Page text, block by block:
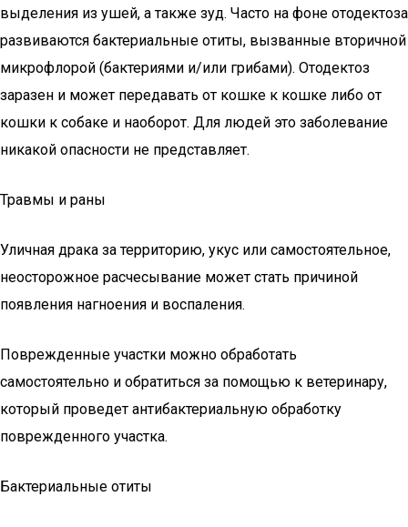
выделения из ушей, а также зуд. Часто на фоне отодектоза
развиваются бактериальные отиты, вызванные вторичной
микрофлорой (бактериями и/или грибами). Отодектоз
заразен и может передавать от кошке к кошке либо от
кошки к собаке и наоборот. Для людей это заболевание
никакой опасности не представляет.
Травмы и раны
Уличная драка за территорию, укус или самостоятельное,
неосторожное расчесывание может стать причиной
появления нагноения и воспаления.
Поврежденные участки можно обработать
самостоятельно и обратиться за помощью к ветеринару,
который проведет антибактериальную обработку
поврежденного участка.
Бактериальные отиты